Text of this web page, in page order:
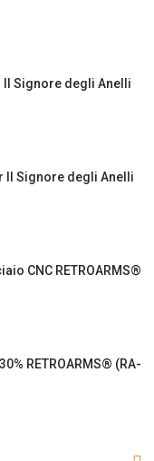
Signore degli Anelli
Il Signore degli Anelli
CNC RETROARMS®
RETROARMS® (RA-